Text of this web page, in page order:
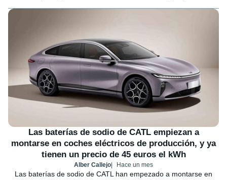
Las baterías de sodio de CATL empiezan a
montarse en coches eléctricos de producción, y ya
tienen un precio de 45 euros el kWh
Alber Callejo Hace un mes
Las baterías de sodio de CATL han empezado a montarse en